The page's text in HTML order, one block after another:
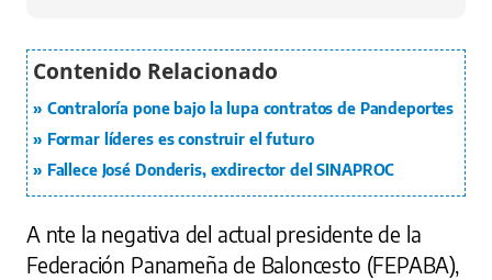
Contraloría pone bajo la lupa contratos de Pandeportes
Formar líderes es construir el futuro
Fallece José Donderis, exdirector del SINAPROC
A nte la negativa del actual presidente de la
Federación Panameña de Baloncesto (FEPABA),